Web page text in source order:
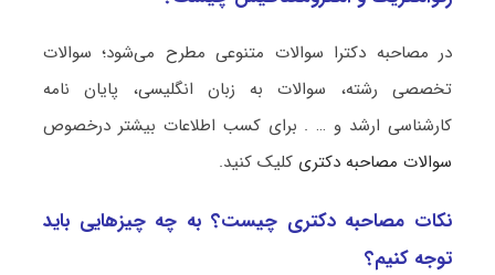
در مصاحبه دکترا سوالات متنوعی مطرح می‌شود؛ سوالات
تخصصی رشته، سوالات به زبان انگلیسی، پایان نامه
کارشناسی ارشد و … . برای کسب اطلاعات بیشتر درخصوص
سوالات مصاحبه دکتری کلیک کنید.
نکات مصاحبه دکتری چیست؟ به چه چیزهایی باید
توجه کنیم؟